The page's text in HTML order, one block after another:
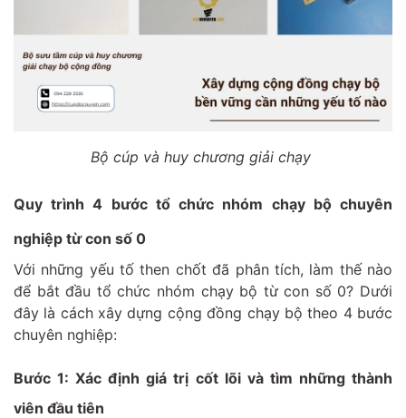
Bộ cúp và huy chương giải chạy
Quy trình 4 bước tổ chức nhóm chạy bộ chuyên
nghiệp từ con số 0
Với những yếu tố then chốt đã phân tích, làm thế nào
để bắt đầu tổ chức nhóm chạy bộ từ con số 0? Dưới
đây là cách xây dựng cộng đồng chạy bộ theo 4 bước
chuyên nghiệp:
Bước 1: Xác định giá trị cốt lõi và tìm những thành
viên đầu tiên